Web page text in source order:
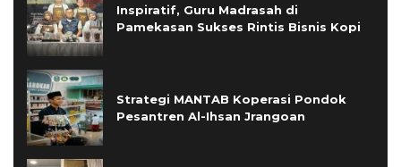
Inspiratif, Guru Madrasah di
Pamekasan Sukses Rintis Bisnis Kopi
Strategi MANTAB Koperasi Pondok
Pesantren Al-Ihsan Jrangoan